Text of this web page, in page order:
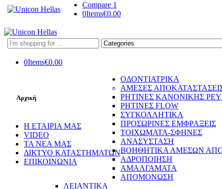
Compare 1
0Items€0.00
Search
here
0Items€0.00
Αρχική
Η ΕΤΑΙΡΙΑ ΜΑΣ
VIDEO
ΤΑ ΝΕΑ ΜΑΣ
ΔΙΚΤΥΟ ΚΑΤΑΣΤΗΜΑΤΩΝ
ΕΠΙΚΟΙΝΩΝΙΑ
ΟΔΟΝΤΙΑΤΡΙΚΑ
ΑΜΕΣΕΣ
ΡΗΤΙΝΕΣ ΚΑΝΟΝΙΚΗΣ
ΡΗΤΙΝΕΣ FLOW
ΣΥΓΚΟΛΛΗΤΙΚΑ
ΠΡΟΣΩΡΙΝΕΣ ΕΜΦΡΑΞΕΙΣ
ΤΟΙΧΩΜΑΤΑ-ΣΦΗΝΕΣ
ΑΝΑΣΥΣΤΑΣΗ
ΒΟΗΘΗΤΙΚΑ ΑΜΕΣΩΝ
ΑΔΡΟΠΟΙΗΣΗ
ΑΜΑΛΓΑΜΑΤΑ
ΑΠΟΜΟΝΩΣΗ
ΛΕΙΑΝΤΙΚΑ